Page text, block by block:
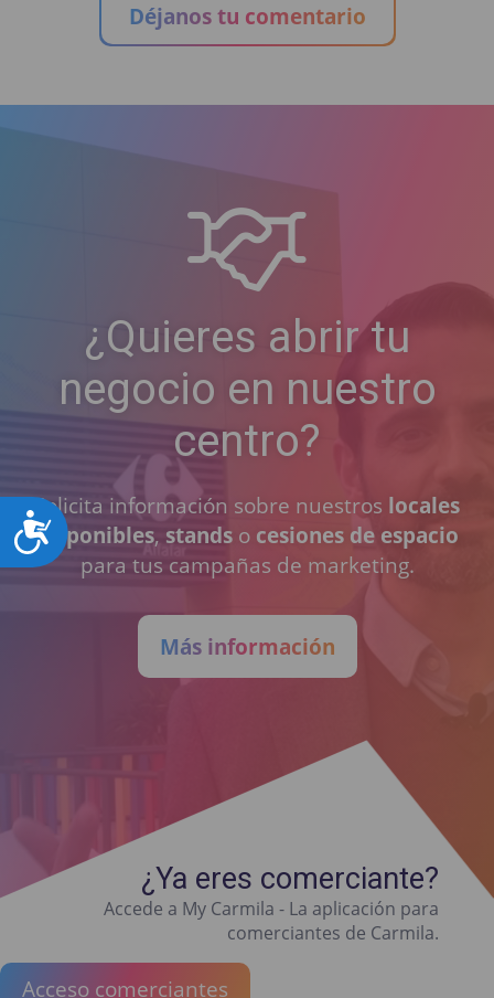
Accesibilidad
Déjanos tu comentario
¿Quieres abrir tu
negocio en nuestro
centro?
Solicita información sobre nuestros locales
disponibles, standso cesiones de espacio
para tus campañas de marketing.
Más información
¿Ya eres comerciante?
Accede a My Carmila - La aplicación para
comerciantes de Carmila.
Acceso comerciantes